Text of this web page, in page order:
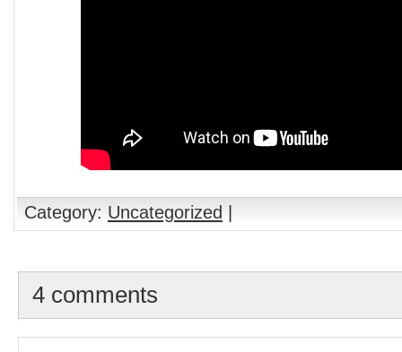
Category: Uncategorized
4 comments